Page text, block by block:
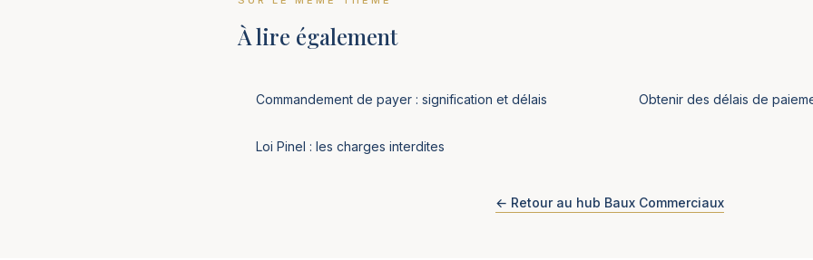
À lire également
Commandement de payer : signification et délais Obtenir des délais de
Loi Pinel : les charges interdites
← Retour au hub Baux Commerciaux